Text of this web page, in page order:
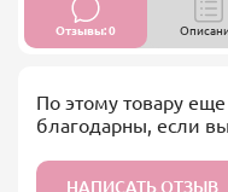
Отзывы: 0
По этому товару
благодарны, если
НАПИСАТЬ ОТЗЫВ